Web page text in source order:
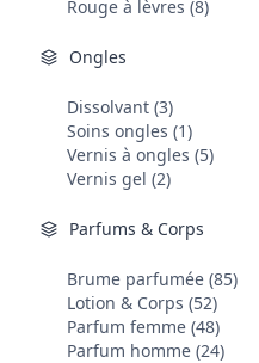
Rouge à lèvres (8)
Ongles
Dissolvant (3)
Soins ongles (1)
Vernis à ongles (5)
Vernis gel (2)
Parfums & Corps
Brume parfumée (85)
Lotion & Corps (52)
Parfum femme (48)
Parfum homme (24)